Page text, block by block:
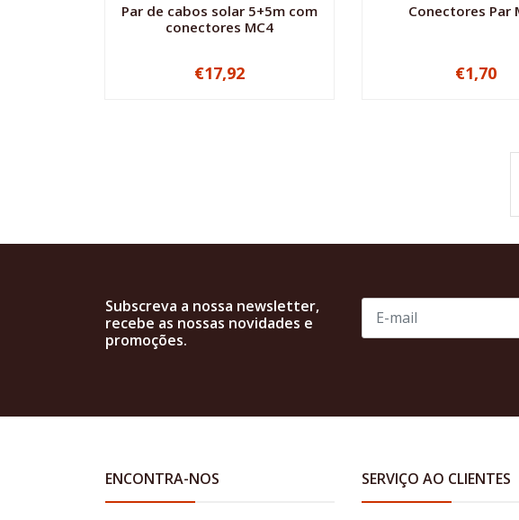
Par de cabos solar 5+5m com
conectores MC4
+
€17,92
Conectores Par
+
€1,70
Subscreva a nossa newsletter,
recebe as nossas novidades e
promoções.
ENCONTRA-NOS SERVIÇO AO CLIENTES